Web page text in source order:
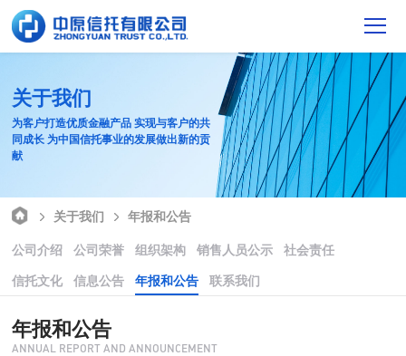
关于我们
为客户打造优质金融产品 实现与客户的共
同成长 为中国信托事业的发展做出新的贡
献
关于我们
年报和公告
公司介绍
公司荣誉 组织架构 销售人员公示
社会责任
信托文化
信息公告 年报和公告 联系我们
年报和公告
ANNUAL REPORT AND ANNOUNCEMENT